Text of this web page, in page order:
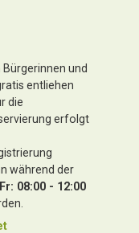
und
entliehen
die
erfolgt
während der
08:00 - 12:00